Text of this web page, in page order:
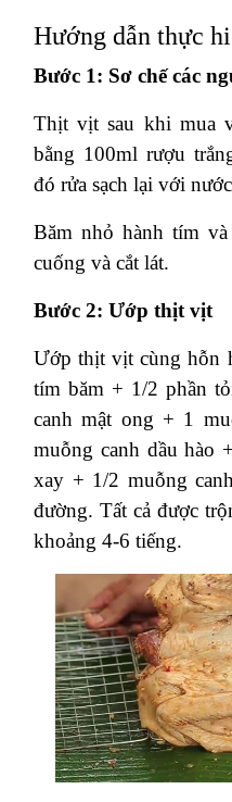
Hướng dẫn thực
Bước 1: Sơ chế các
Thịt vịt sau khi mua
bằng 100ml rượu
đó rửa sạch lại với
Băm nhỏ hành tím
cuống và cắt lát.
Bước 2: Ướp thịt vịt
Ướp thịt vịt cùng hỗn
tím băm + 1/2 phần
canh mật ong + 1
muỗng canh dầu hào
xay + 1/2 muỗng
đường. Tất cả được
khoảng 4-6 tiếng.